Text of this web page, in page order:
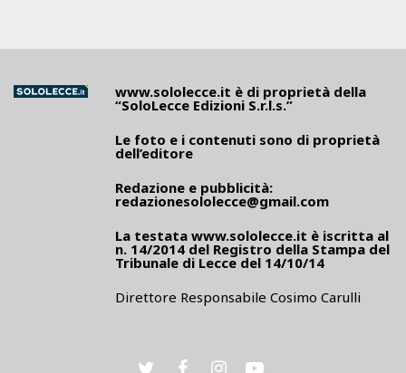
www.sololecce.it è di proprietà della
“SoloLecce Edizioni S.r.l.s.”
Le foto e i contenuti sono di proprietà
dell’editore
Redazione e pubblicità:
redazionesololecce@gmail.com
La testata www.sololecce.it è iscritta al
n. 14/2014 del Registro della Stampa del
Tribunale di Lecce del 14/10/14
Direttore Responsabile Cosimo Carulli